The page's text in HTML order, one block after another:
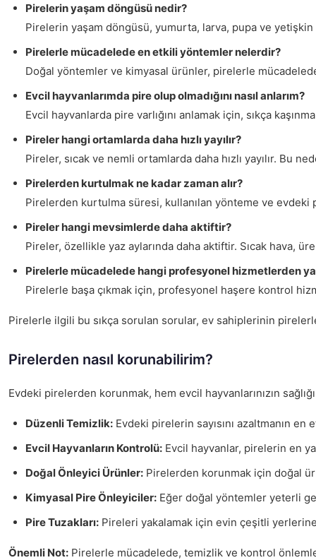
Pirelerin yaşam döngüsü nedir?
Pirelerin yaşam döngüsü, yumurta, larva, pupa ve
Pirelerle mücadelede en etkili yöntemler nelerdir?
Doğal yöntemler ve kimyasal ürünler, pirelerle
Evcil hayvanlarımda pire olup olmadığını nasıl anlarım?
Evcil hayvanlarda pire varlığını anlamak için, sıkça
Pireler hangi ortamlarda daha hızlı yayılır?
Pireler, sıcak ve nemli ortamlarda daha hızlı yayılır. Bu
Pirelerden kurtulmak ne kadar zaman alır?
Pirelerden kurtulma süresi, kullanılan yönteme ve
Pireler hangi mevsimlerde daha aktiftir?
Pireler, özellikle yaz aylarında daha aktiftir. Sıcak hava,
Pirelerle mücadelede hangi profesyonel hizmetlerden
Pirelerle başa çıkmak için, profesyonel haşere kontrol
Pirelerle ilgili bu sıkça sorulan sorular, ev sahiplerinin
Pirelerden nasıl korunabilirim?
Evdeki pirelerden korunmak, hem evcil hayvanlarınızın
Düzenli Temizlik: Evdeki pirelerin sayısını azaltmanın
Evcil Hayvanların Kontrolü: Evcil hayvanlar, pirelerin en
Doğal Önleyici Ürünler: Pirelerden korunmak için doğal
Kimyasal Pire Önleyiciler: Eğer doğal yöntemler yeterli
Pire Tuzakları: Pireleri yakalamak için evin çeşitli
Önemli Not: Pirelerle mücadelede, temizlik ve kontrol